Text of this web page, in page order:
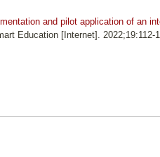
and pilot application of an
Education [Internet]. 2022;19:112-